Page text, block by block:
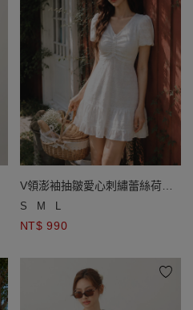
V領澎袖抽皺愛心刺繡蕾絲荷葉
邊短洋裝
S M L
NT$ 990